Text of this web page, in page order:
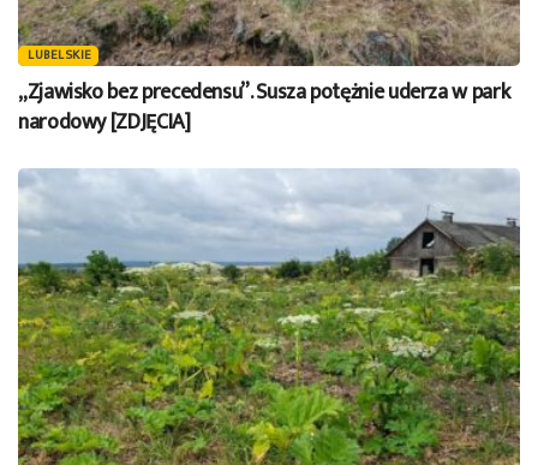
LUBELSKIE
„Zjawisko bez precedensu”. Susza potężnie uderza w park
narodowy [ZDJĘCIA]